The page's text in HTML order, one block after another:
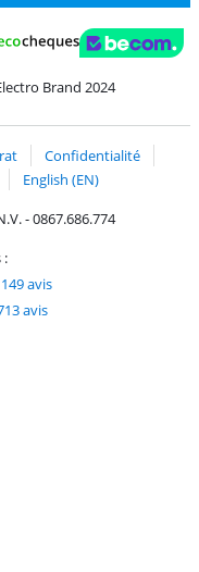
Brand 2024
Confidentialité
English (EN)
- 0867.686.774
:
avis
avis